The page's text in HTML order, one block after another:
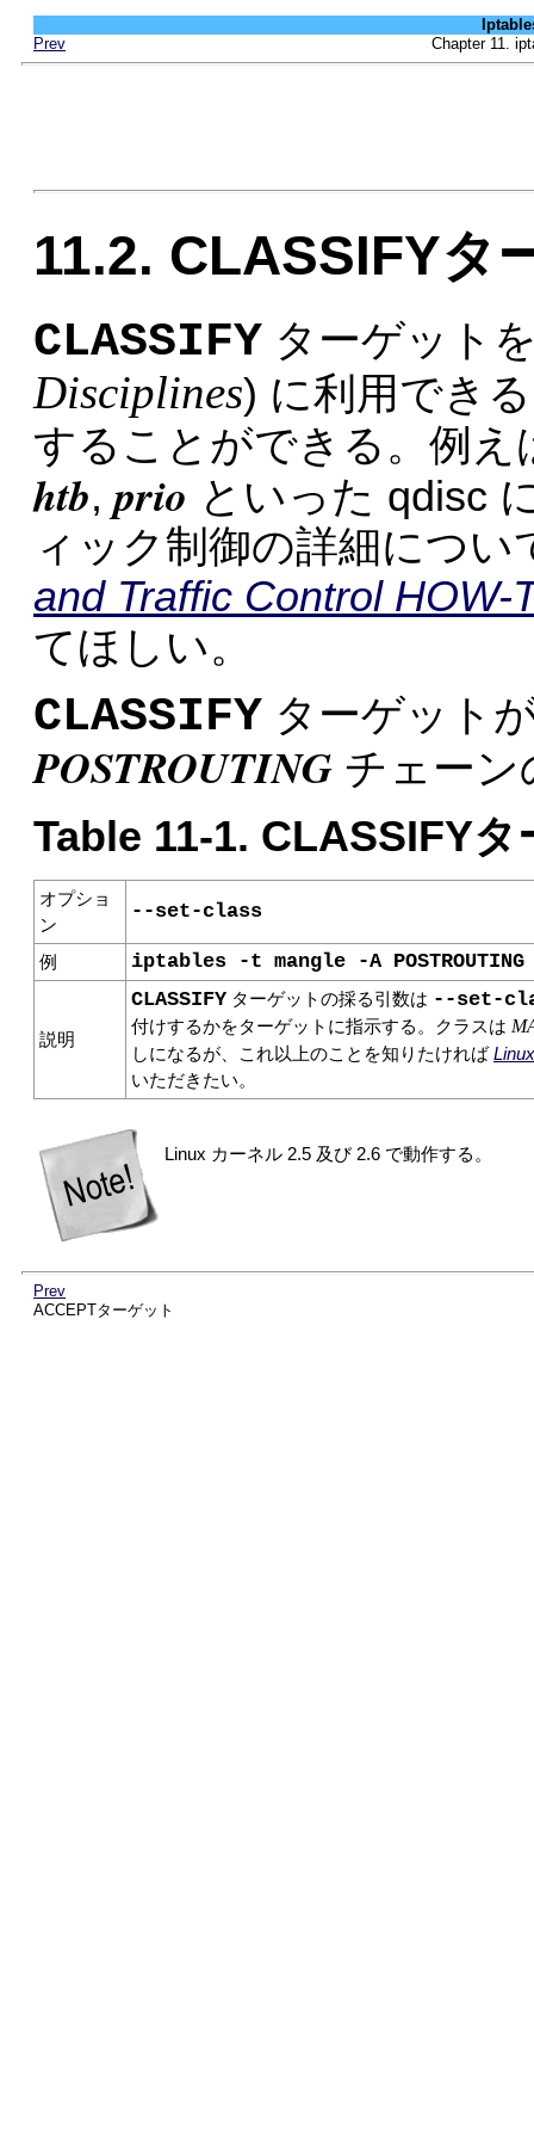
Prev
Chapter 11.
11.2. CLASSIFYタ
CLASSIFY ターゲット
Disciplines) に利用でき
することができる。例
htb,prio といった qdisc
ィック制御の詳細につ
and Traffic Control HOW-
てほしい。
CLASSIFY ターゲット
POSTROUTING チェーン
Table 11-1. CLASSIFY
オプショ
ン
--set-class
例 iptables -t mangle -A
説明
CLASSIFY ターゲットの採る引数は --set-
付けするかをターゲットに指示する。クラスは
しになるが、これ以上のことを知りたければ
いただきたい。
Linux カーネル 2.5 及び 2.6 で動作する。
Prev
ACCEPTターゲット